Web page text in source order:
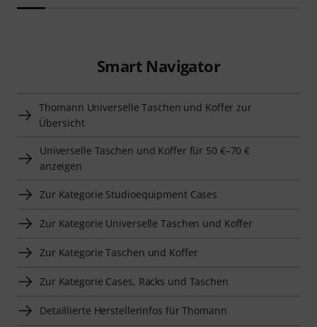
Smart Navigator
Thomann Universelle Taschen und Koffer zur
Übersicht
Universelle Taschen und Koffer für 50 €–70 €
anzeigen
Zur Kategorie Studioequipment Cases
Zur Kategorie Universelle Taschen und Koffer
Zur Kategorie Taschen und Koffer
Zur Kategorie Cases, Racks und Taschen
Detaillierte Herstellerinfos für Thomann